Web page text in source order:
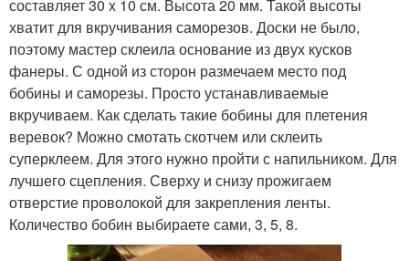
составляет 30 x 10 см. Высота 20 мм. Такой высоты
хватит для вкручивания саморезов. Доски не было,
поэтому мастер склеила основание из двух кусков
фанеры. С одной из сторон размечаем место под
бобины и саморезы. Просто устанавливаемые
вкручиваем. Как сделать такие бобины для плетения
веревок? Можно смотать скотчем или склеить
суперклеем. Для этого нужно пройти с напильником. Для
лучшего сцепления. Сверху и снизу прожигаем
отверстие проволокой для закрепления ленты.
Количество бобин выбираете сами, 3, 5, 8.